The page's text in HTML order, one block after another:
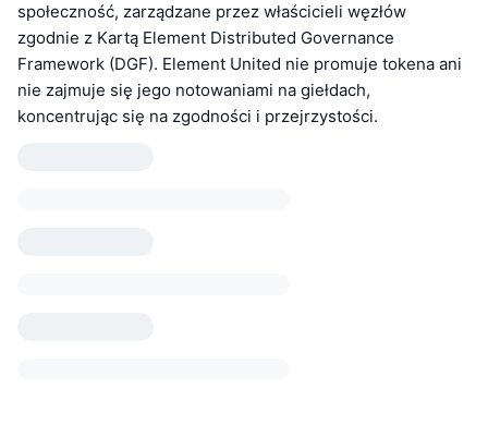
społeczność, zarządzane przez właścicieli węzłów
zgodnie z Kartą Element Distributed Governance
Framework (DGF). Element United nie promuje tokena ani
nie zajmuje się jego notowaniami na giełdach,
koncentrując się na zgodności i przejrzystości.